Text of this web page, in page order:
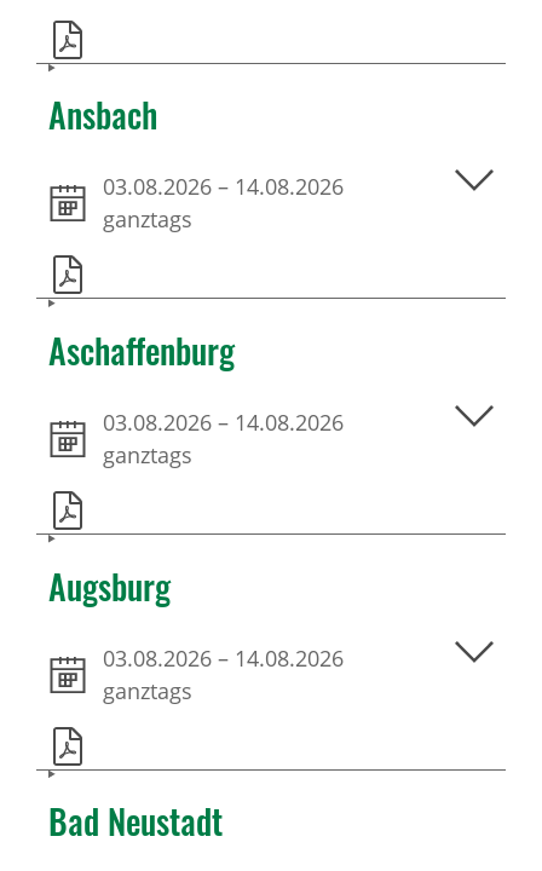
Ansbach
03.08.2026 – 14.08.2026
ganztags
Aschaffenburg
03.08.2026 – 14.08.2026
ganztags
Augsburg
03.08.2026 – 14.08.2026
ganztags
Bad Neustadt